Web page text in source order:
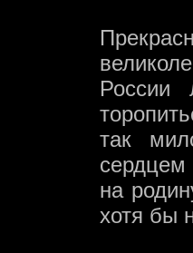
так
на
хотя бы